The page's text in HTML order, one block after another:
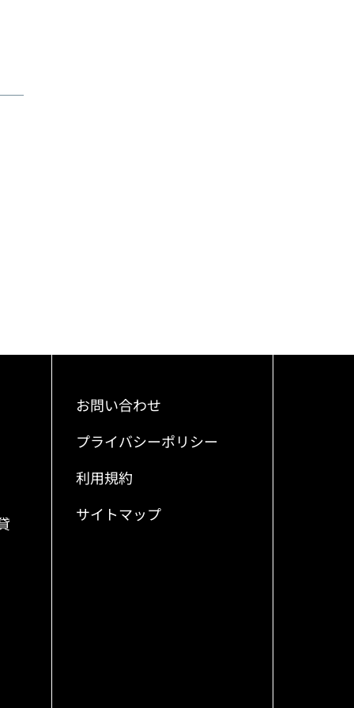
お問い合わせ
プライバシーポリシー
利用規約
サイトマップ